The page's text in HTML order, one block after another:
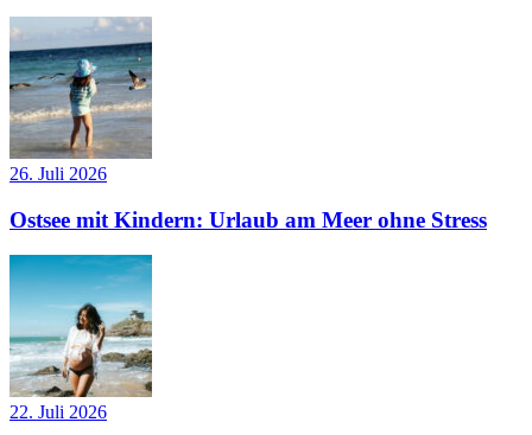
26. Juli 2026
Ostsee mit Kindern: Urlaub am Meer ohne Stress
22. Juli 2026